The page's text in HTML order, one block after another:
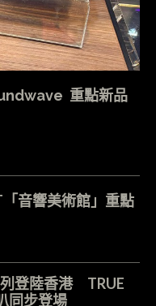
重點新品
「音響美術館」重點
登陸香港 TRUE
同步登場